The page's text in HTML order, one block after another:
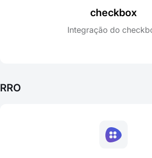
checkbox
Integração do
RRO